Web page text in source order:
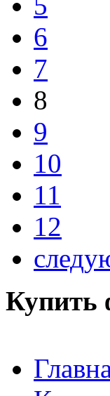
6
7
8
9
10
11
12
Купить